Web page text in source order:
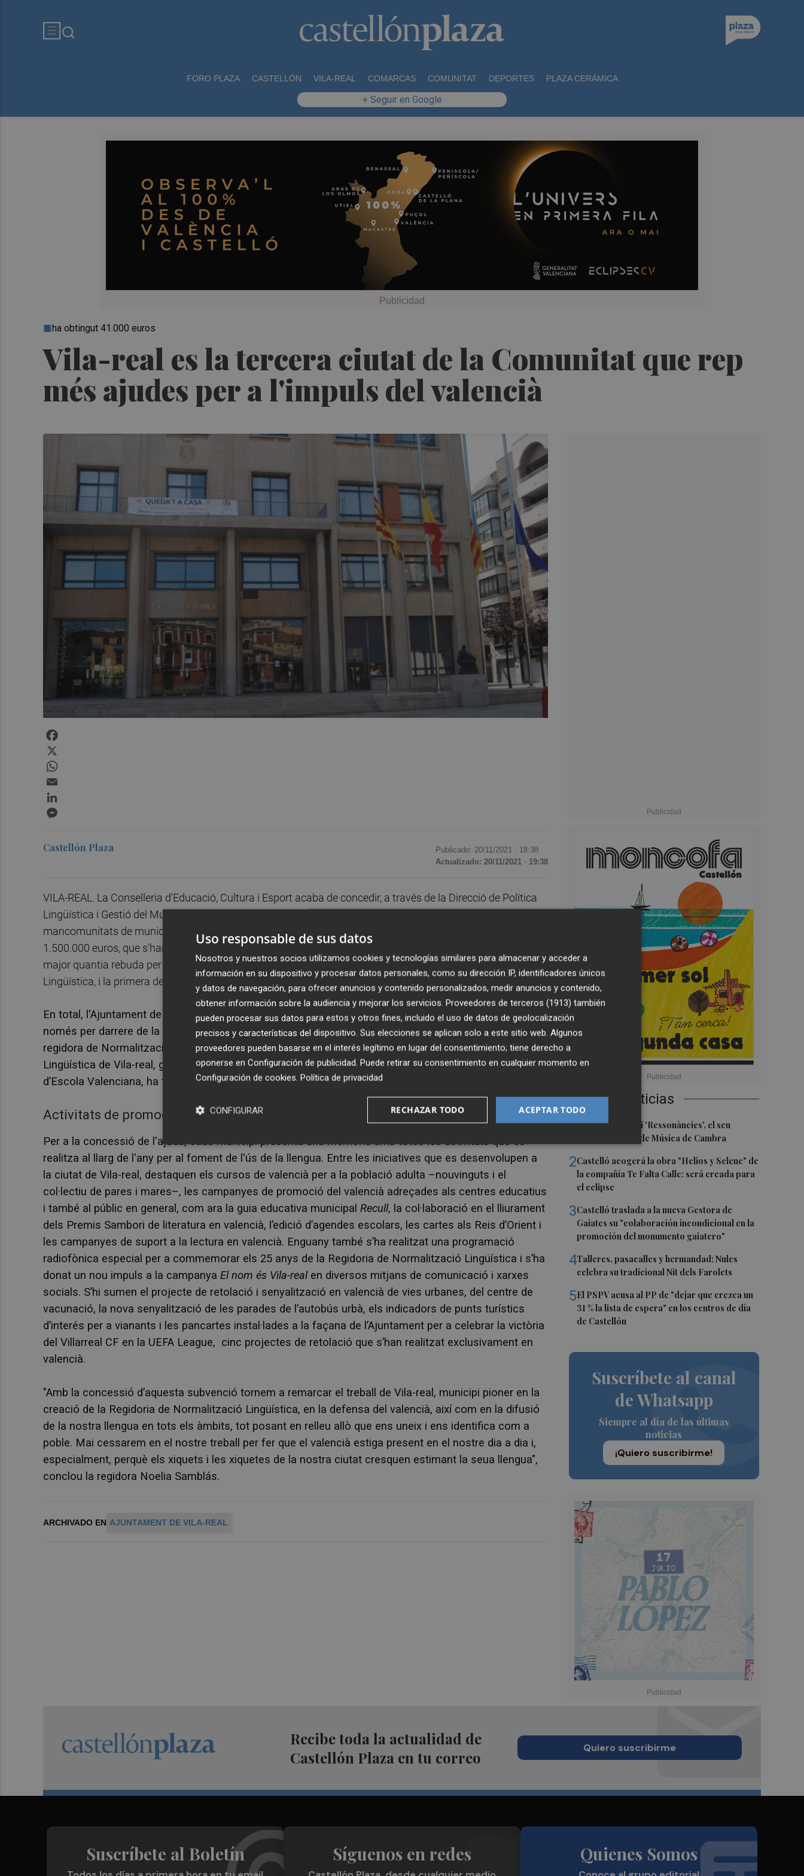
FORO PLAZA CASTELLÓN VILA-REAL COMARCAS COMUNITAT DEPORTES PLAZA CERÁMICA
+ Seguir en Google
Vila-real es la tercera ciutat de la Comunitat que rep
més ajudes per a l'impuls del valencià
ha obtingut 41.000 euros
Últimas Noticias
1Culla estrena hui 'Ressonàncies', el seu
primer Festival de Música de Cambra
2Castelló acogerá la obra "Helios y Selene" de
la compañía Te Falta Calle: será creada para
el eclipse
3Castelló traslada a la nueva Gestora de
Gaiates su "colaboración incondicional en la
promoción del monumento gaiatero"
4Talleres, pasacalles y hermandad: Nules
celebra su tradicional Nit dels Farolets
5El PSPV acusa al PP de "dejar que crezca un
31 % la lista de espera" en los centros de día
de Castellón
Suscríbete al canal
de Whatsapp
Siempre al día de las últimas
noticias
¡Quiero suscribirme!
Castellón Plaza Publicado: 20/11/2021 · 18:38
Actualizado: 20/11/2021 · 19:38
VILA-REAL. La Conselleria d'Educació, Cultura i Esport acaba de concedir, a través de la Direcció de Política
Lingüística i Gestió del Multilingüisme, una línia d'ajudes econòmiques destinades a ajuntaments,
mancomunitats de municipis i entitats locals menors de la Comunitat Valenciana i del Carxe dotada amb
1.500.000 euros, que s'han repartit entre 180 municipis. De tots aquests, Vila-real és la tercera població en
major quantia rebuda per a seguir impulsant el valencià a través de la Regidoria de Normalització
Lingüística, i la primera de la província de Castelló.
En total, l'Ajuntament de Vila-real ha obtingut41.367,75eurosper al foment de l'ús del valencià,
només per darrere de la ciutat de València, dotada amb 45.490,98 euros, i Elx, amb 43.092,22 euros. La
regidora de Normalització Lingüística,Noelia Samblás , afirma: "La Regidoria de Normalització
Lingüística de Vila-real, guardonada recentment amb el Premi a l’Ús Social del Valencià en la 18a Nit
d’Escola Valenciana, ha tornat a demostrar, una vegada més, el seu excel·lent treball".
Activitats de promoció del valencià
Per a la concessió de l'ajuda, cada municipi presenta una memòria amb totes les activitats que es
realitza al llarg de l'any per al foment de l'ús de la llengua. Entre les iniciatives que es desenvolupen a
la ciutat de Vila-real, destaquen els cursos de valencià per a la població adulta –nouvinguts i el
col·lectiu de pares i mares–, les campanyes de promoció del valencià adreçades als centres educatius
i també al públic en general, com ara la guia educativa municipal Recull, la col·laboració en el lliurament
dels Premis Sambori de literatura en valencià, l’edició d’agendes escolars, les cartes als Reis d’Orient i
les campanyes de suport a la lectura en valencià. Enguany també s’ha realitzat una programació
radiofònica especial per a commemorar els 25 anys de la Regidoria de Normalització Lingüística i s’ha
donat un nou impuls a la campanya El nom és Vila-realen diversos mitjans de comunicació i xarxes
socials. S’hi sumen el projecte de retolació i senyalització en valencià de vies urbanes, del centre de
vacunació, la nova senyalització de les parades de l’autobús urbà, els indicadors de punts turístics
d’interés per a vianants i les pancartes instal·lades a la façana de l’Ajuntament per a celebrar la victòria
del Villarreal CF en la UEFA League, cinc projectes de retolació que s’han realitzat exclusivament en
valencià.
"Amb la concessió d’aquesta subvenció tornem a remarcar el treball de Vila-real, municipi pioner en la
creació de la Regidoria de Normalització Lingüística, en la defensa del valencià, així com en la difusió
de la nostra llengua en tots els àmbits, tot posant en relleu allò que ens uneix i ens identifica com a
poble. Mai cessarem en el nostre treball per fer que el valencià estiga present en el nostre dia a dia i,
especialment, perquè els xiquets i les xiquetes de la nostra ciutat cresquen estimant la seua llengua",
conclou la regidora Noelia Samblás.
ARCHIVADO EN AJUNTAMENT DE VILA-REAL
Recibe toda la actualidad de
Castellón Plaza en tu correo
Quiero suscribirme
Suscríbete al Boletín Síguenos en redes Quienes Somos
Uso responsable de sus datos
Nosotros y nuestros socios utilizamos cookies y tecnologías similares para almacenar y acceder a
información en su dispositivo y procesar datos personales, como su dirección IP, identificadores únicos
y datos de navegación, para ofrecer anuncios y contenido personalizados, medir anuncios y contenido,
obtener información sobre la audiencia y mejorar los servicios. Proveedores de terceros (1913) también
pueden procesar sus datos para estos y otros fines, incluido el uso de datos de geolocalización
precisos y características del dispositivo. Sus elecciones se aplican solo a este sitio web. Algunos
proveedores pueden basarse en el interés legítimo en lugar del consentimiento; tiene derecho a
oponerse en Configuración de publicidad. Puede retirar su consentimiento en cualquier momento en
Configuración de cookies. Política de privacidad
ACEPTAR TODO
RECHAZAR TODO
CONFIGURAR